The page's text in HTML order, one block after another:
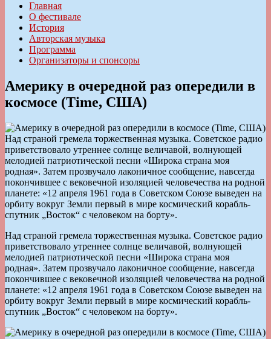
Главная
О фестивале
История
Авторская музыка
Программа
Организаторы и спонсоры
Америку в очередной раз опередили в
космосе (Time, США)
Над страной гремела торжественная музыка. Советское радио
приветствовало утреннее солнце величавой, волнующей
мелодией патриотической песни «Широка страна моя
родная». Затем прозвучало лаконичное сообщение, навсегда
покончившее с вековечной изоляцией человечества на родной
планете: «12 апреля 1961 года в Советском Союзе выведен на
орбиту вокруг Земли первый в мире космический корабль-
спутник „Восток“ с человеком на борту».
Над страной гремела торжественная музыка. Советское радио
приветствовало утреннее солнце величавой, волнующей
мелодией патриотической песни «Широка страна моя
родная». Затем прозвучало лаконичное сообщение, навсегда
покончившее с вековечной изоляцией человечества на родной
планете: «12 апреля 1961 года в Советском Союзе выведен на
орбиту вокруг Земли первый в мире космический корабль-
спутник „Восток“ с человеком на борту».